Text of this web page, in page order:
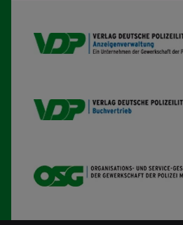
VDP AV
VDP B
OSG